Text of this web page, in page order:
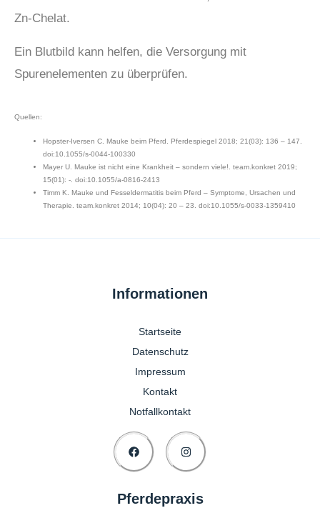
Zn-Chelat.
Ein Blutbild kann helfen, die Versorgung mit
Spurenelementen zu überprüfen.
Quellen:
Hopster-Iversen C. Mauke beim Pferd. Pferdespiegel 2018; 21(03): 136 – 147.
doi:10.1055/s-0044-100330
Mayer U. Mauke ist nicht eine Krankheit – sondern viele!. team.konkret 2019;
15(01): -. doi:10.1055/a-0816-2413
Timm K. Mauke und Fesseldermatitis beim Pferd – Symptome, Ursachen und
Therapie. team.konkret 2014; 10(04): 20 – 23. doi:10.1055/s-0033-1359410
Informationen
Startseite
Datenschutz
Impressum
Kontakt
Notfallkontakt
Pferdepraxis